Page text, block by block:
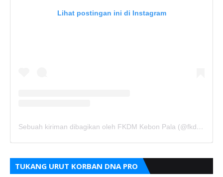
Lihat postingan ini di Instagram
Sebuah kiriman dibagikan oleh FKDM Kebon Pala (@fkdm_kebonpala)
TUKANG URUT KORBAN DNA PRO